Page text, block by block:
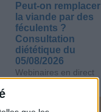
Peut-on remplacer
la viande par des
féculents ?
Consultation
diététique du
05/08/2026
Webinaires en direct